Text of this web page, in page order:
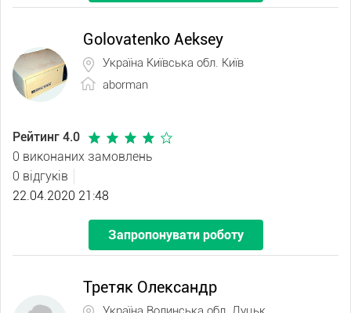
Golovatenko Aeksey
Україна Київська обл. Київ
aborman
Рейтинг 4.0
0 виконаних замовлень
0 відгуків
22.04.2020 21:48
Запропонувати роботу
Третяк Олександр